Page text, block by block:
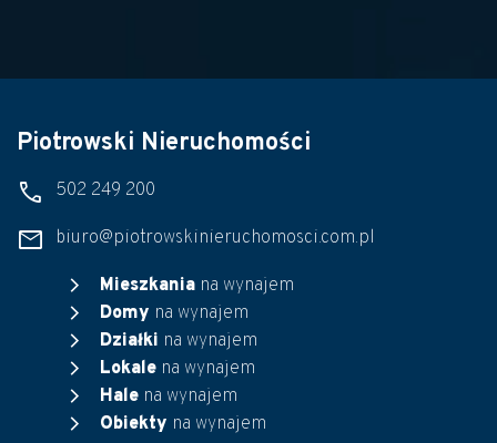
Piotrowski Nieruchomości
phone 502 249 200
mail biuro@piotrowskinieruchomosci.com.pl
chevron_right Mieszkania na wynajem
chevron_right Domy na wynajem
chevron_right Działki na wynajem
chevron_right Lokale na wynajem
chevron_right Hale na wynajem
chevron_right Obiekty na wynajem